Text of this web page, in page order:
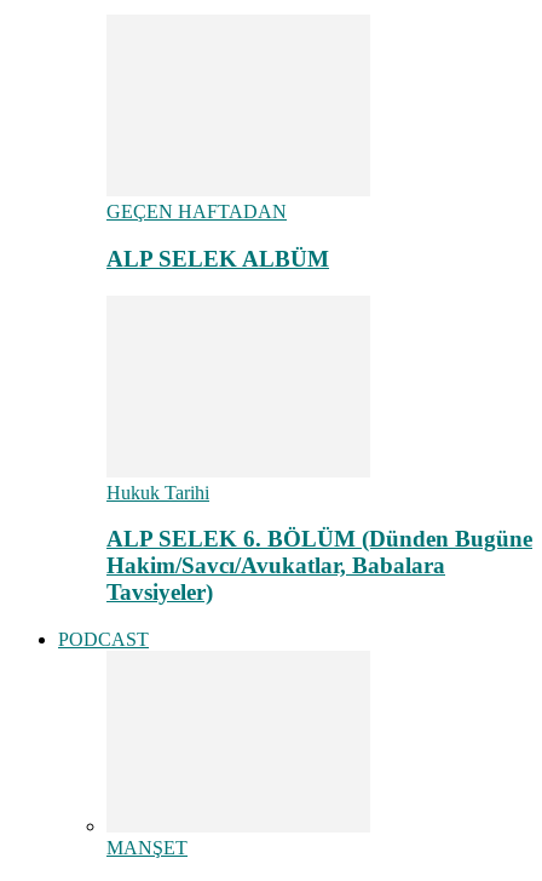
GEÇEN HAFTADAN
ALP SELEK ALBÜM
Hukuk Tarihi
ALP SELEK 6. BÖLÜM (Dünden Bugüne
Hakim/Savcı/Avukatlar, Babalara
Tavsiyeler)
PODCAST
MANŞET